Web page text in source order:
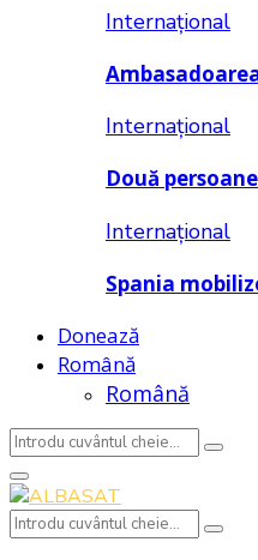
Internațional
Internațional
Două
Internațional
Spania
Donează
Română
Română
Search
for:
Search
Primary
Menu
Search
Search